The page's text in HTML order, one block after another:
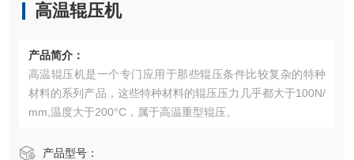
高温辊压机
产品简介：
高温辊压机是一个专门应用于那些辊压条件比较复杂的特种
材料的系列产品，这些特种材料的辊压压力几乎都大于100N/
mm,温度大于200°C，属于高温重型辊压。
产品型号：